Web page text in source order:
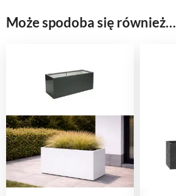
Może spodoba się również…